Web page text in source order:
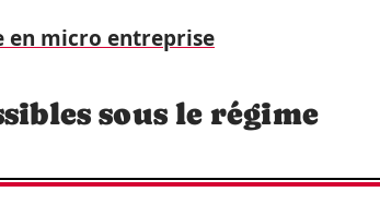
en micro entreprise
sous le régime